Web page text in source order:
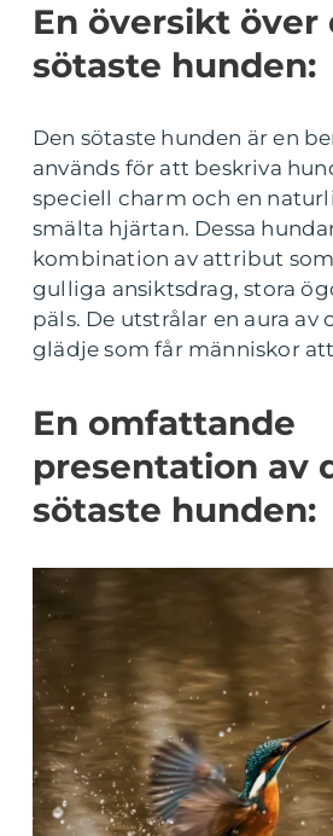
En översikt över
sötaste hunden:
Den sötaste hunden är en
används för att beskriva
speciell charm och en
smälta hjärtan. Dessa
kombination av attribut
gulliga ansiktsdrag, stora
päls. De utstrålar en aura av
glädje som får människor
En omfattande
presentation av
sötaste hunden: